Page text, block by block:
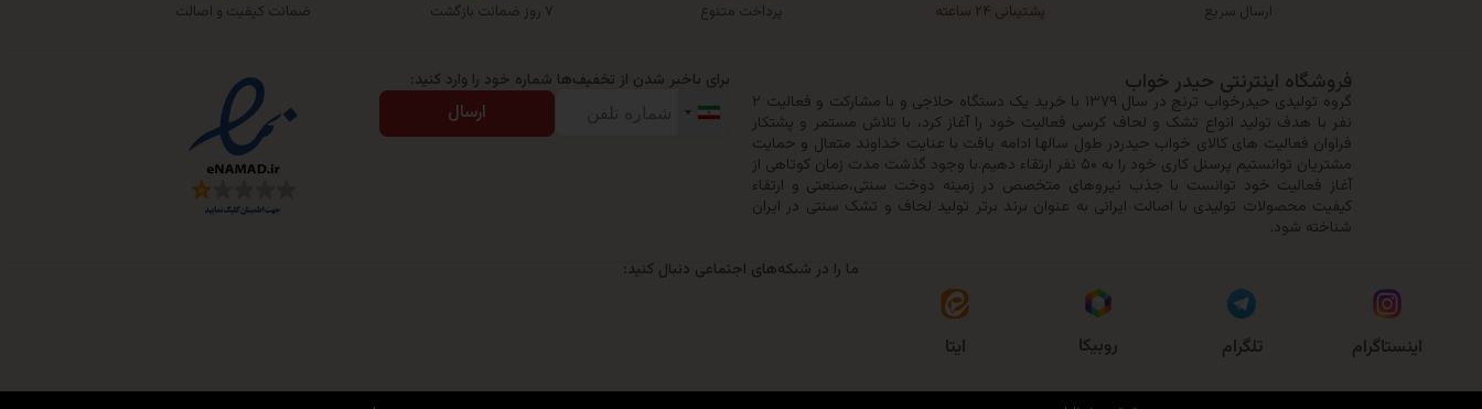
ارسال سریع پشتیبانی ۲۴ ساعته پرداخت متنوع ۷ روز ضمانت بازگشت ضمانت کیفیت و اصالت
فروشگاه اینترنتی حیدر خواب
گروه تولیدی حیدرخواب ترنج در سال ۱۳۷۹ با خرید یک دستگاه حلاجی و با مشارکت و فعالیت ۲
نفر با هدف تولید انواع تشک و لحاف کرسی فعالیت خود را آغاز کرد، با تلاش مستمر و پشتکار
فراوان فعالیت های کالای خواب حیدردر طول سالها ادامه یافت با عنایت خداوند متعال و حمایت
مشتریان توانستیم پرسنل کاری خود را به ۵۰ نفر ارتقاء دهیم.با وجود گذشت مدت زمان کوتاهی از
آغاز فعالیت خود توانست با جذب نیروهای متخصص در زمینه دوخت سنتی،صنعتی و ارتقاء
کیفیت محصولات تولیدی با اصالت ایرانی به عنوان برند برتر تولید لحاف و تشک سنتی در ایران
شناخته شود.
برای باخبر شدن از تخفیف‌ها شماره خود را وارد کنید:
ارسال
ما را در شبکه‌های اجتماعی دنبال کنید:
اینستاگرام تلگرام روبیکا ایتا